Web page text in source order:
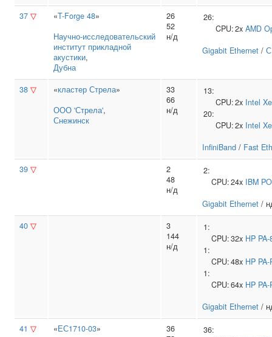
37 ▽ «T-Forge 48»
Научно‑исследовательский
институт прикладной
акустики,
Дубна
26
52
н/д
26:
CPU:2x AMD
Gigabit Ethernet /
38 ▽ «кластер Стрела»
ООО 'Стрела',
Снежинск
33
66
н/д
13:
CPU:2x Intel
20:
CPU:2x Intel
InfiniBand / Fast
39 ▽
2
48
н/д
2:
CPU:24x IBM
Gigabit Ethernet /
40 ▽
3
144
н/д
1:
CPU:32x HP
1:
CPU:48x HP
1:
CPU:64x HP
Gigabit Ethernet /
41 ▽ «ЕС1710-03»
36
36: